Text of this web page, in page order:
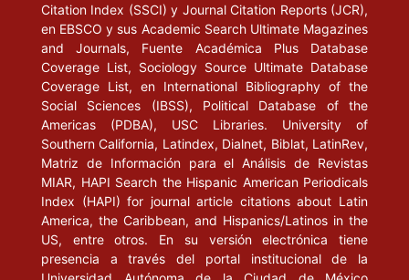
Citation Index (SSCI) y Journal Citation Reports (JCR),
en EBSCO y sus Academic Search Ultimate Magazines
and Journals, Fuente Académica Plus Database
Coverage List, Sociology Source Ultimate Database
Coverage List, en International Bibliography of the
Social Sciences (IBSS), Political Database of the
Americas (PDBA), USC Libraries. University of
Southern California, Latindex, Dialnet, Biblat, LatinRev,
Matriz de Información para el Análisis de Revistas
MIAR, HAPI Search the Hispanic American Periodicals
Index (HAPI) for journal article citations about Latin
America, the Caribbean, and Hispanics/Latinos in the
US, entre otros. En su versión electrónica tiene
presencia a través del portal institucional de la